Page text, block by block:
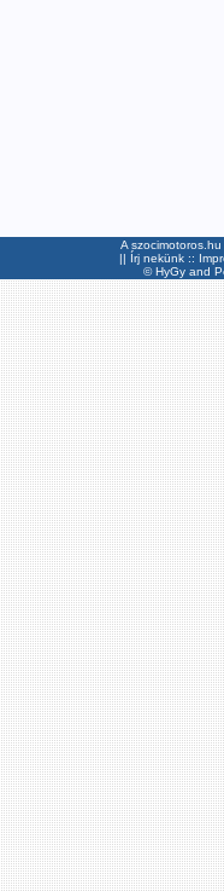
A
|| Írj nekünk ::
©HyGyand